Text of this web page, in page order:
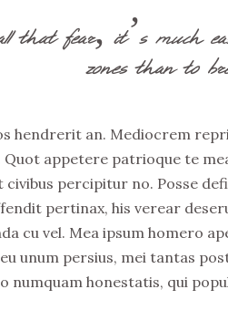
that fear, it’s much
zones than to
hendrerit an. Mediocrem
Quot appetere patrioque te
percipitur no. Posse
pertinax, his verear
cu vel. Mea ipsum homero
unum persius, mei tantas
numquam honestatis, qui